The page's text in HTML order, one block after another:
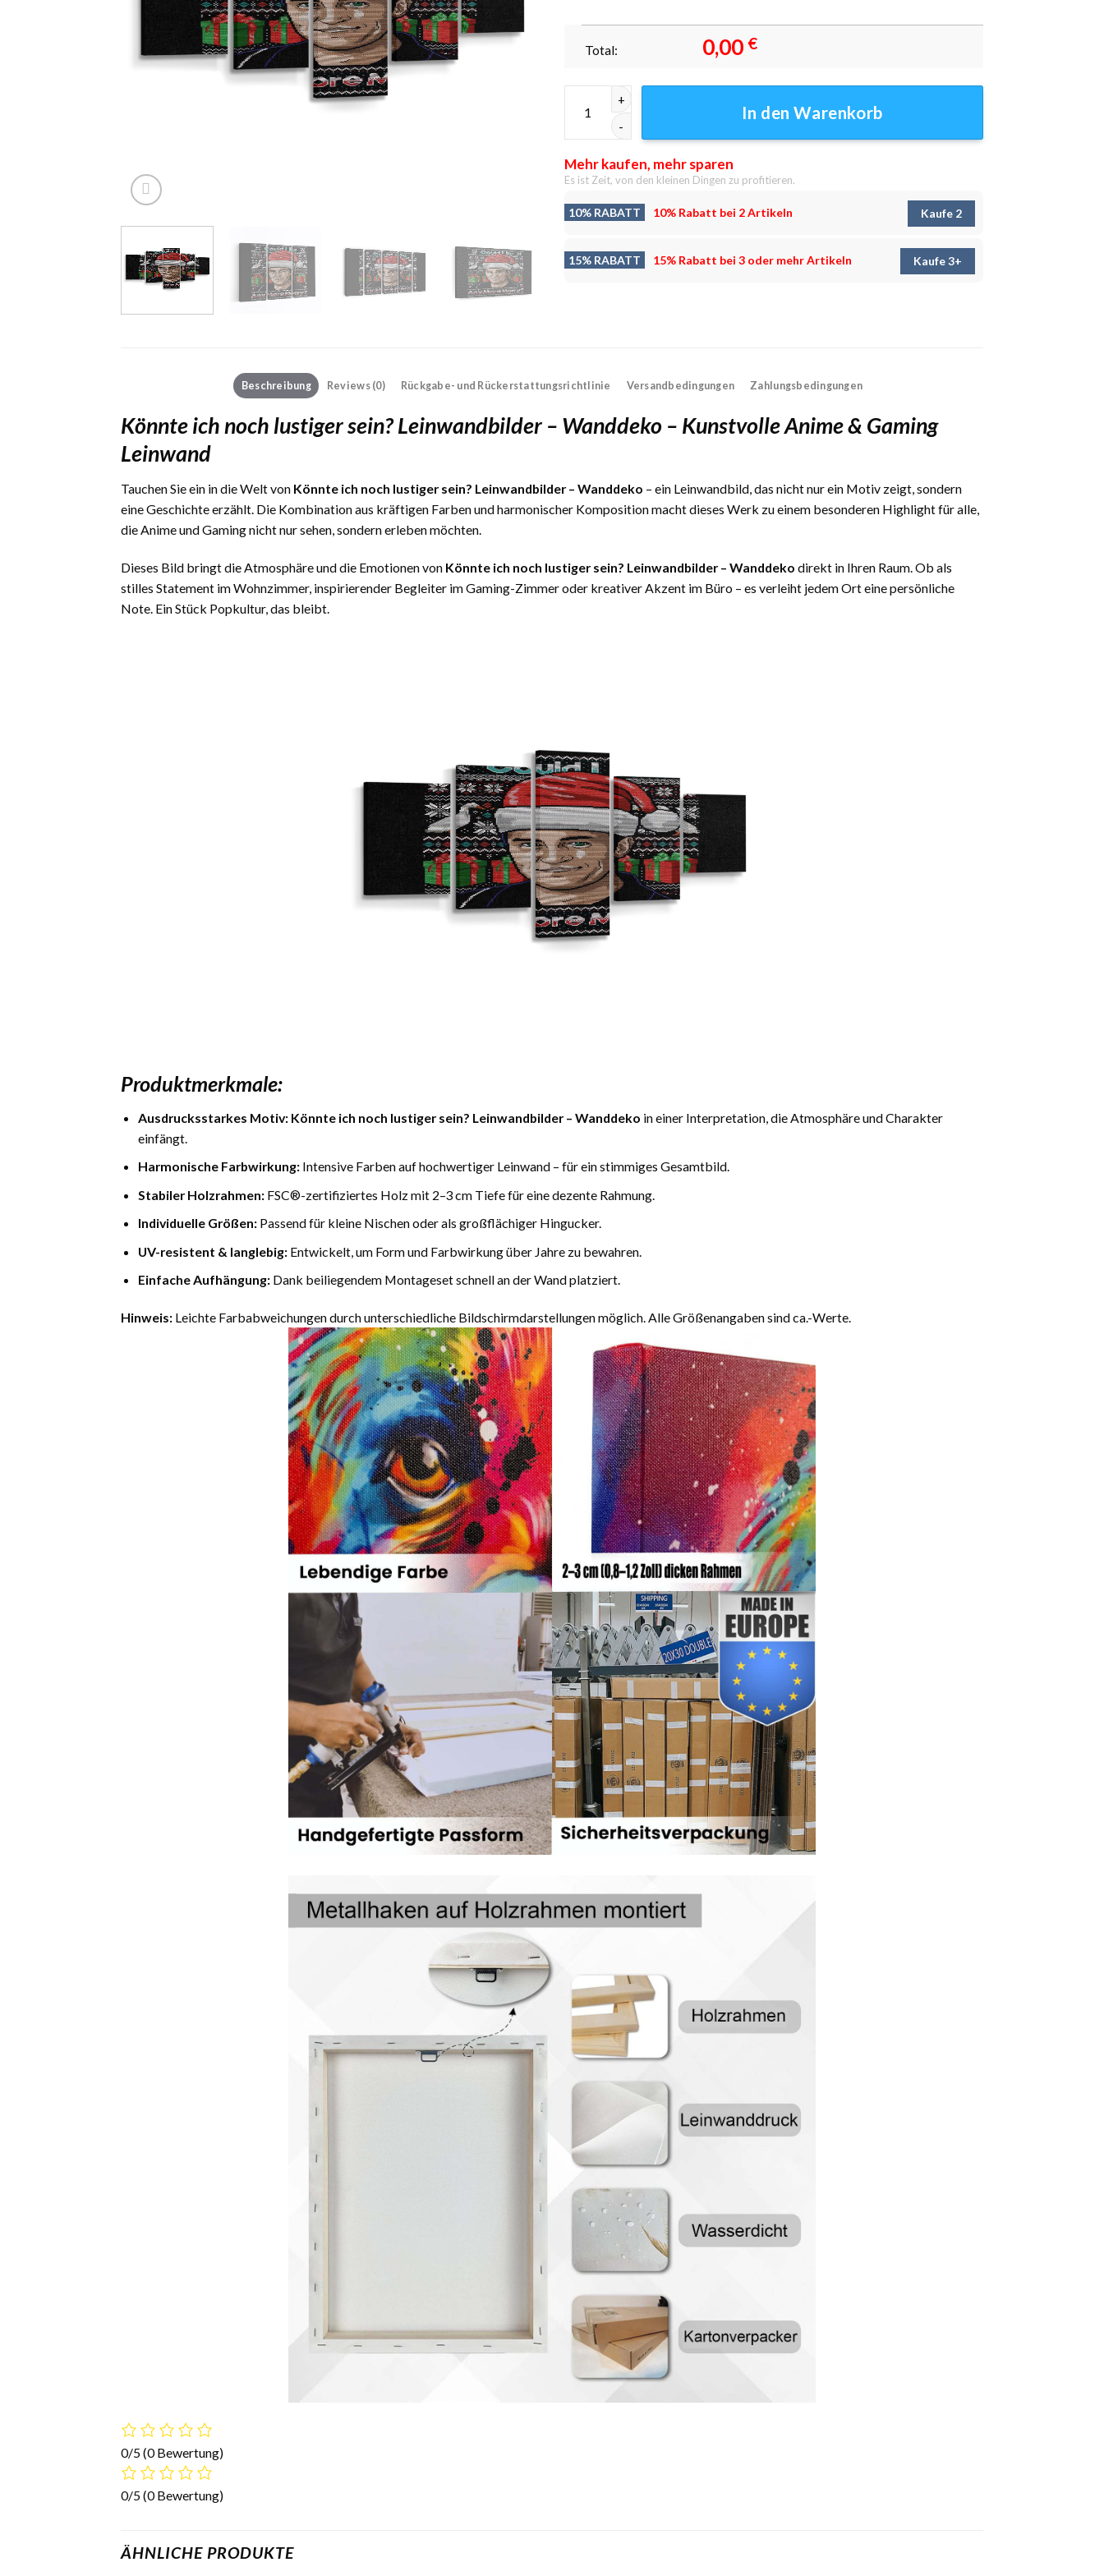
Total: 0,00 €
Könnte ich noch lustiger sein? Leinwandbilder - Wanddeko Menge
In den Warenkorb
Mehr kaufen, mehr sparen
Es ist Zeit, von den kleinen Dingen zu profitieren.
10% RABATT 10% Rabatt bei 2 Artikeln Kaufe 2
15% RABATT 15% Rabatt bei 3 oder mehr Artikeln Kaufe 3+
Beschreibung Reviews (0) Rückgabe- und Rückerstattungsrichtlinie Versandbedingungen Zahlungsbedingungen
Könnte ich noch lustiger sein? Leinwandbilder – Wanddeko – Kunstvolle Anime & Gaming
Leinwand
Tauchen Sie ein in die Welt von Könnte ich noch lustiger sein? Leinwandbilder – Wanddeko – ein Leinwandbild, das nicht nur ein Motiv zeigt, sondern
eine Geschichte erzählt. Die Kombination aus kräftigen Farben und harmonischer Komposition macht dieses Werk zu einem besonderen Highlight für alle,
die Anime und Gaming nicht nur sehen, sondern erleben möchten.
Dieses Bild bringt die Atmosphäre und die Emotionen von Könnte ich noch lustiger sein? Leinwandbilder – Wanddeko direkt in Ihren Raum. Ob als
stilles Statement im Wohnzimmer, inspirierender Begleiter im Gaming-Zimmer oder kreativer Akzent im Büro – es verleiht jedem Ort eine persönliche
Note. Ein Stück Popkultur, das bleibt.
Produktmerkmale:
Ausdrucksstarkes Motiv: Könnte ich noch lustiger sein? Leinwandbilder – Wanddeko in einer Interpretation, die Atmosphäre und Charakter
einfängt.
Harmonische Farbwirkung:Intensive Farben auf hochwertiger Leinwand – für ein stimmiges Gesamtbild.
Stabiler Holzrahmen:FSC®-zertifiziertes Holz mit 2–3 cm Tiefe für eine dezente Rahmung.
Individuelle Größen:Passend für kleine Nischen oder als großflächiger Hingucker.
UV-resistent & langlebig:Entwickelt, um Form und Farbwirkung über Jahre zu bewahren.
Einfache Aufhängung:Dank beiliegendem Montageset schnell an der Wand platziert.
Hinweis: Leichte Farbabweichungen durch unterschiedliche Bildschirmdarstellungen möglich. Alle Größenangaben sind ca.-Werte.
0/5(0 Bewertung)
0/5(0 Bewertung)
ÄHNLICHE PRODUKTE